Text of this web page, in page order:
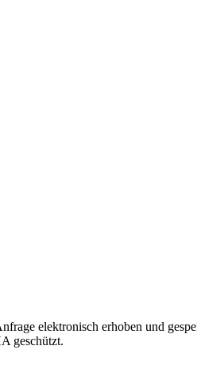
elektronisch erhoben und
geschützt.